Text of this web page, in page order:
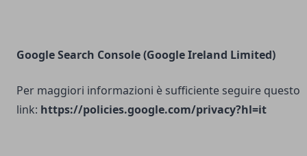
Google Search Console(Google Ireland Limited)
Per maggiori informazioni è sufficiente seguire questo
link: https://policies.google.com/privacy?hl=it